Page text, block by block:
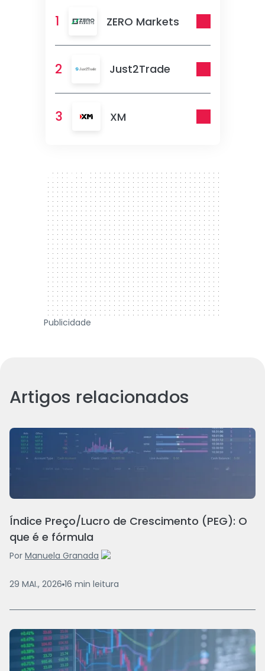
1 ZERO Markets
2 Just2Trade
3 XM
300 x 250
Publicidade
Artigos relacionados
Índice Preço/Lucro de Crescimento (PEG): O
que é e fórmula
Por Manuela Granada
29 MAI., 2026 16 min leitura